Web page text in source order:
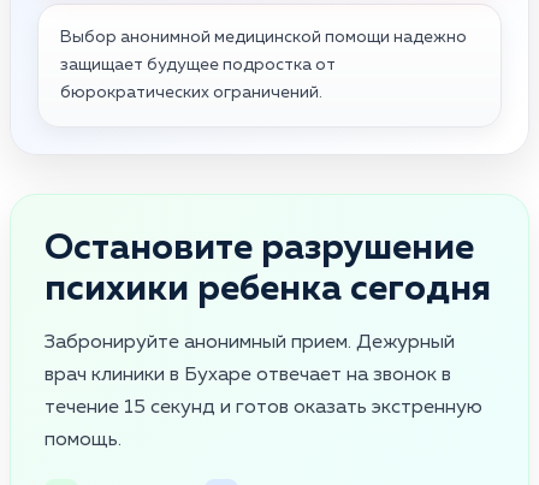
Выбор анонимной медицинской помощи надежно
защищает будущее подростка от
бюрократических ограничений.
Остановите разрушение
психики ребенка сегодня
Забронируйте анонимный прием. Дежурный
врач клиники в Бухаре отвечает на звонок в
течение 15 секунд и готов оказать экстренную
помощь.